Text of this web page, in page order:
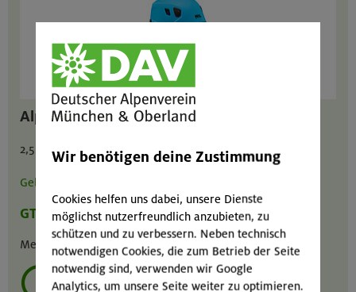
Alpinhelm 48-61cm
2,5 / 1,25 / 5 € pro Tag
Gebrauchsanweisung
GT MA GIL
Menge : 1
mehrmals ausleihen?
Wir benötigen deine Zustimmung
Cookies helfen uns dabei, unsere Dienste
möglichst nutzerfreundlich anzubieten, zu
schützen und zu verbessern. Neben technisch
notwendigen Cookies, die zum Betrieb der Seite
notwendig sind, verwenden wir Google
Analytics, um unsere Seite weiter zu optimieren.